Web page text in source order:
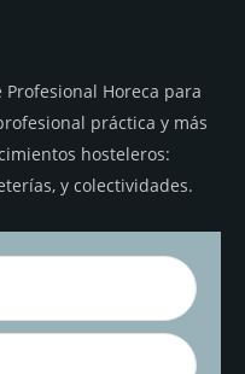
Horeca para
práctica y más
hosteleros:
y colectividades.